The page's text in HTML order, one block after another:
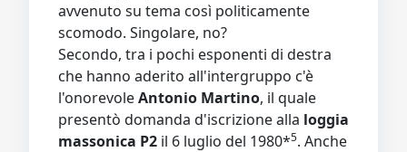
avvenuto su tema così politicamente
scomodo. Singolare, no?
Secondo, tra i pochi esponenti di destra
che hanno aderito all'intergruppo c'è
l'onorevoleAntonio Martino, il quale
presentò domanda d'iscrizione alla loggia
massonica P2 il 6 luglio del 1980*5. Anche